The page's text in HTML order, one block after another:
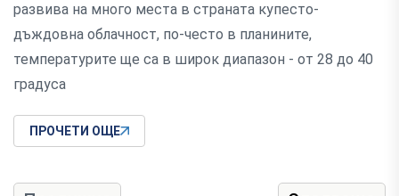
развива на много места в страната купесто-
дъждовна облачност, по-често в планините,
температурите ще са в широк диапазон - от 28 до 40
градуса
ПРОЧЕТИ ОЩЕ